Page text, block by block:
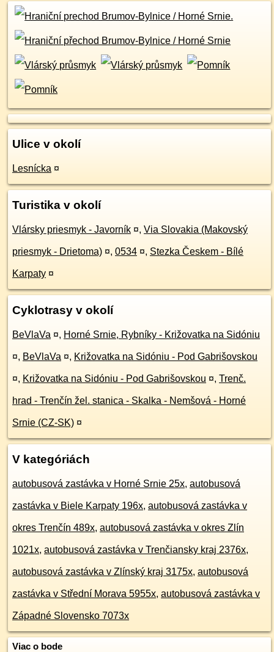
Ulice v okolí
Lesnícka ¤
Turistika v okolí
Vlársky priesmyk - Javorník ¤, Via Slovakia (Makovský
priesmyk - Drietoma) ¤, 0534 ¤, Stezka Českem - Bílé
Karpaty ¤
Cyklotrasy v okolí
BeVlaVa ¤, Horné Srnie, Rybníky - Križovatka na Sidóniu
¤, BeVlaVa ¤, Križovatka na Sidóniu - Pod Gabrišovskou
¤, Križovatka na Sidóniu - Pod Gabrišovskou ¤, Trenč.
hrad - Trenčín žel. stanica - Skalka - Nemšová - Horné
Srnie (CZ-SK) ¤
V kategóriách
autobusová zastávka v Horné Srnie 25x, autobusová
zastávka v Biele Karpaty 196x, autobusová zastávka v
okres Trenčín 489x, autobusová zastávka v okres Zlín
1021x, autobusová zastávka v Trenčiansky kraj 2376x,
autobusová zastávka v Zlínský kraj 3175x, autobusová
zastávka v Střední Morava 5955x, autobusová zastávka v
Západné Slovensko 7073x
Viac o bode